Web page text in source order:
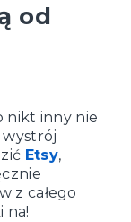
od
nikt inny nie
Etsy,
z całego
na!